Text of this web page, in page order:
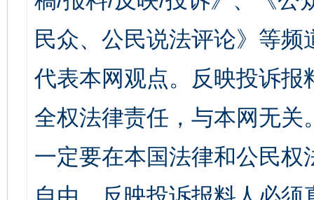
民众、公民说法评论》等
代表本网观点。反映投诉
全权法律责任，与本网无
一定要在本国法律和公民